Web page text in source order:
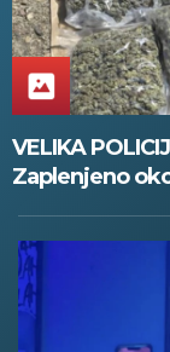
VELIKA
Zaplenjeno